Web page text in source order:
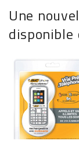
Une
disponible